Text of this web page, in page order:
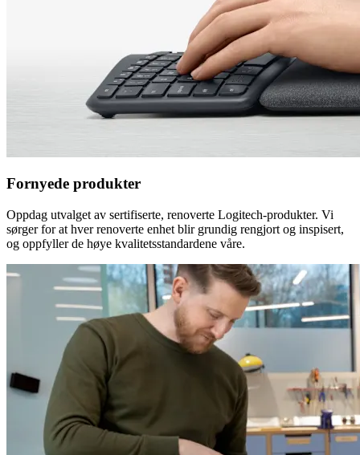
Fornyede produkter
Oppdag utvalget av sertifiserte, renoverte Logitech-produkter. Vi
sørger for at hver renoverte enhet blir grundig rengjort og inspisert,
og oppfyller de høye kvalitetsstandardene våre.